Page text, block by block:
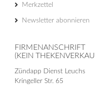
Merkzettel
Newsletter abonnieren
FIRMENANSCHRIFT
(KEIN
Zündapp Dienst Leuchs
Kringeller Str. 65